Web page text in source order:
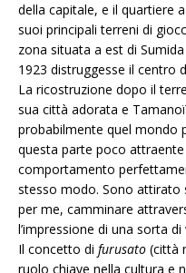
della capitale, e il quartiere
suoi principali terreni di
zona situata a est di
1923 distruggesse il centro
La ricostruzione dopo il
sua città adorata e
probabilmente quel mondo
questa parte poco attraente
comportamento
stesso modo. Sono attirato
per me, camminare
l’impressione di una sorta
Il concetto di furusato (città
ruolo chiave nella cultura e